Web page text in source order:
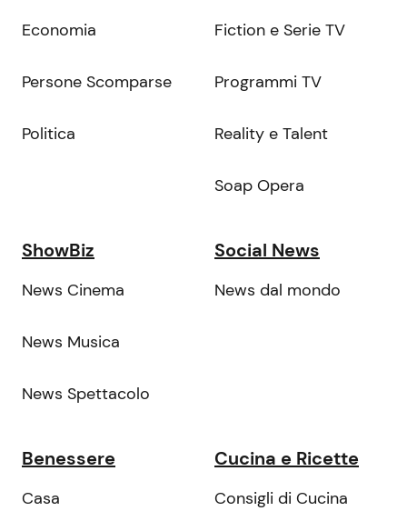
Economia
Persone Scomparse
Politica
Fiction e Serie TV
Programmi TV
Reality e Talent
Soap Opera
ShowBiz
News Cinema
News Musica
News Spettacolo
Social News
News dal mondo
Benessere
Casa
Cucina e Ricette
Consigli di Cucina